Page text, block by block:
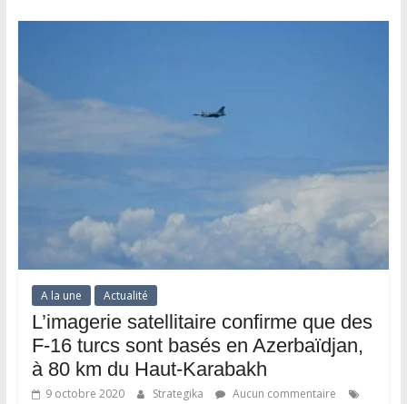
A la une Actualité
L’imagerie satellitaire confirme que des
F-16 turcs sont basés en Azerbaïdjan,
à 80 km du Haut-Karabakh
9 octobre 2020 Strategika
Aucun commentaire